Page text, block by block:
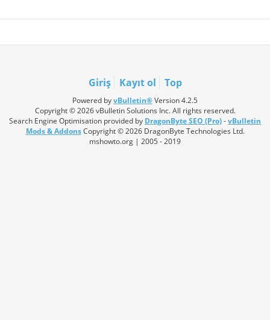
Giriş Kayıt ol Top
Powered byvBulletin®Version 4.2.5
Copyright © 2026 vBulletin Solutions Inc. All rights reserved.
Search Engine Optimisation provided by DragonByte SEO (Pro)-vBulletin
Mods & AddonsCopyright © 2026 DragonByte Technologies Ltd.
mshowto.org | 2005 - 2019